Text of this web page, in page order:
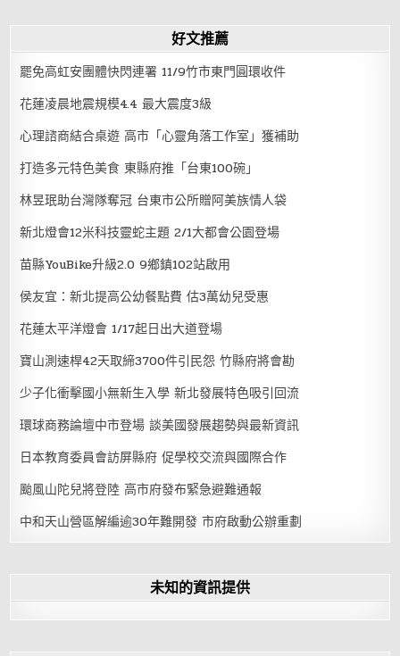
好文推薦
罷免高虹安團體快閃連署 11/9竹市東門圓環收件
花蓮凌晨地震規模4.4 最大震度3級
心理諮商結合桌遊 高市「心靈角落工作室」獲補助
打造多元特色美食 東縣府推「台東100碗」
林昱珉助台灣隊奪冠 台東市公所贈阿美族情人袋
新北燈會12米科技靈蛇主題 2/1大都會公園登場
苗縣YouBike升級2.0 9鄉鎮102站啟用
侯友宜：新北提高公幼餐點費 估3萬幼兒受惠
花蓮太平洋燈會 1/17起日出大道登場
寶山測速桿42天取締3700件引民怨 竹縣府將會勘
少子化衝擊國小無新生入學 新北發展特色吸引回流
環球商務論壇中市登場 談美國發展趨勢與最新資訊
日本教育委員會訪屏縣府 促學校交流與國際合作
颱風山陀兒將登陸 高市府發布緊急避難通報
中和天山營區解編逾30年難開發 市府啟動公辦重劃
未知的資訊提供